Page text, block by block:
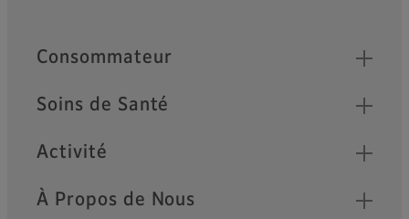
Quick Links
Consommateur
Soins de Santé
Activité
À Propos de Nous